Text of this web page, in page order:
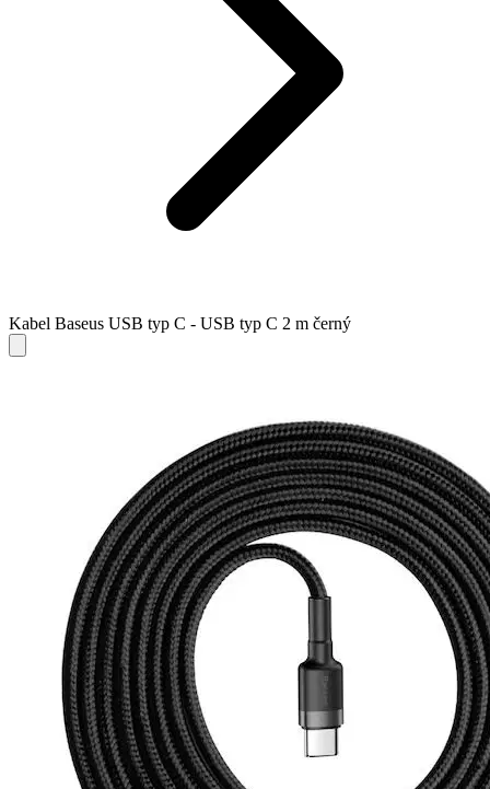
Kabel Baseus USB typ C - USB typ C 2 m černý